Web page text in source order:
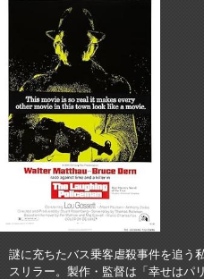
謎に充ちたバス乗客虐殺事件を追う
スリラー。製作・監督は「幸せはパ